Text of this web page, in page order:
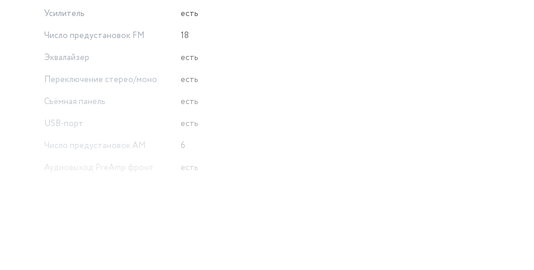
Усилитель
есть
Число предустановок FM
18
Эквалайзер
есть
Переключение стерео/моно
есть
Съёмная панель
есть
USB-порт
есть
Число предустановок AM
6
Аудиовыход PreAmp фронт
есть